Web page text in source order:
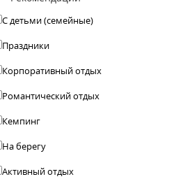
С детьми (семейные)
Праздники
Корпоративный отдых
Романтический отдых
Кемпинг
На берегу
Активный отдых